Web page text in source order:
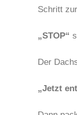
Schritt
„STOP“
Der
„Jetzt